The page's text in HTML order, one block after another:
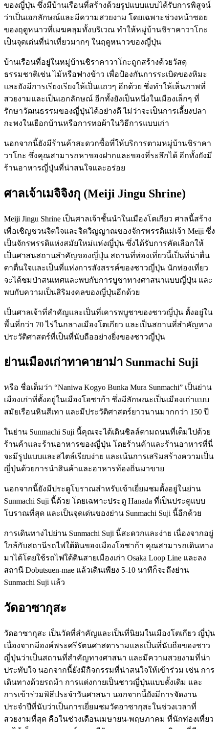
ของญี่ปุ่น ซึ่งมีบ้านเรือนที่สร้างด้วยรูปแบบแบบได้รับการพิสูจน์
ว่าเป็นเอกลักษณ์และมีความสวยงาม โดยเฉพาะช่วงหน้าซอย
ของฤดูหนาวที่เมฆคลุมทั้งบริเวณ ทำให้หมู่บ้านชิราคาวาโกะ
เป็นจุดเด่นที่น่าเที่ยวมากๆ ในฤดูหนาวของญี่ปุ่น
บ้านเรือนที่อยู่ในหมู่บ้านชิราคาวาโกะถูกสร้างด้วยวัสดุ
ธรรมชาติเช่น ไม้หรือฟางข้าว เพื่อป้องกันการระเบิดของหิมะ
และยังมีการเรียงเรียงให้เป็นแถวๆ อีกด้วย ซึ่งทำให้เห็นภาพที่
สวยงามและเป็นเอกลักษณ์ อีกทั้งยังเป็นหนึ่งในเมืองเล็กๆ ที่
รักษาวัฒนธรรมของญี่ปุ่นได้อย่างดี ไม่ว่าจะเป็นการเลี้ยงปลา
กะพงในเยือกบ้านหรือการทอผ้าในวิธีการแบบเก่า
นอกจากนี้ยังมีร้านค้าสะดวกซื้อที่ให้บริการตามหมู่บ้านชิราคา
วาโกะ ซึ่งคุณสามารถหาของฝากและของที่ระลึกได้ อีกทั้งยังมี
ร้านอาหารญี่ปุ่นที่น่าสนใจและอร่อย
ศาลเจ้าเมจิจิงกุ (Meiji Jingu Shrine)
Meiji Jingu Shrine เป็นศาลเจ้าชั้นนำในเมืองโตเกียว ศาลนี้สร้าง
เพื่อเชิญชวนจิตใจและจิตวิญญาณของจักรพรรดิแม่เจ้า Meiji ซึ่ง
เป็นจักรพรรดิแห่งสมัยใหม่แห่งญี่ปุ่น ซึ่งได้รับการคัดเลือกให้
เป็นศาสนสถานสำคัญของญี่ปุ่น สถานที่ท่องเที่ยวนี้เป็นที่น่าตื่น
ตาตื่นใจและเป็นที่แห่งการสังสรรค์ของชาวญี่ปุ่น นักท่องเที่ยว
จะได้ชมป่าสนเทศและพบกับการบูชาทางศาสนาแบบญี่ปุ่น และ
พบกับความเป็นสิริมงคลของญี่ปุ่นอีกด้วย
เป็นศาลเจ้าที่สำคัญและเป็นที่เคารพบูชาของชาวญี่ปุ่น ตั้งอยู่ใน
พื้นที่กว่า 70 ไร่ในกลางเมืองโตเกียว และเป็นสถานที่สำคัญทาง
ประวัติศาสตร์ที่เป็นที่นับถืออย่างยิ่งของชาวญี่ปุ่น
ย่านเมืองเก่าทาคายาม่า Sunmachi Suji
หรือ ชื่อเต็มว่า “Naniwa Kogyo Bunka Mura Sunmachi” เป็นย่าน
เมืองเก่าที่ตั้งอยู่ในเมืองโอซาก้า ซึ่งมีลักษณะเป็นเมืองเก่าแบบ
สมัยเรือนหินสีเทา และมีประวัติศาสตร์ยาวนานมากกว่า 150 ปี
ในย่าน Sunmachi Suji นี้คุณจะได้เดินชิลล์ตามถนนที่เต็มไปด้วย
ร้านค้าและร้านอาหารของญี่ปุ่น โดยร้านค้าและร้านอาหารที่นี่
จะมีรูปแบบและสไตล์เรียบง่าย และเน้นการเสริมสร้างความเป็น
ญี่ปุ่นด้วยการนำสินค้าและอาหารท้องถิ่นมาขาย
นอกจากนี้ยังมีประตูโบราณสำหรับเข้าเยี่ยมชมตั้งอยู่ในย่าน
Sunmachi Suji นี้ด้วย โดยเฉพาะประตู Hanada ที่เป็นประตูแบบ
โบราณที่สุด และเป็นจุดเด่นของย่าน Sunmachi Suji นี้อีกด้วย
การเดินทางไปย่าน Sunmachi Suji นี้สะดวกและง่าย เนื่องจากอยู่
ใกล้กับสถานีรถไฟใต้ดินของเมืองโอซาก้า คุณสามารถเดินทาง
มาได้โดยใช้รถไฟใต้ดินสายเมืองเก่า Osaka Loop Line และลง
สถานี Dobutsuen-mae แล้วเดินเพียง 5-10 นาทีก็จะถึงย่าน
Sunmachi Suji แล้ว
วัดอาซากุสะ
วัดอาซากุสะ เป็นวัดที่สำคัญและเป็นที่นิยมในเมืองโตเกียว ญี่ปุ่น
เนื่องจากมีองค์พระศรีรัตนศาสดารามและเป็นที่นับถือของชาว
ญี่ปุ่นว่าเป็นสถานที่สำคัญทางศาสนา และมีความสวยงามที่น่า
ประทับใจ นอกจากนี้ยังมีกิจกรรมที่น่าสนใจให้เข้าร่วม เช่น การ
เดินทางด้วยรถม้า การแต่งกายเป็นชาวญี่ปุ่นแบบดั้งเดิม และ
การเข้าร่วมพิธีประจำวันศาสนา นอกจากนี้ยังมีการจัดงาน
ประจำปีที่นับว่าเป็นการเยี่ยมชมวัดอาซากุสะในช่วงเวลาที่
สวยงามที่สุด คือในช่วงเดือนเมษายน-พฤษภาคม ที่นักท่องเที่ยว